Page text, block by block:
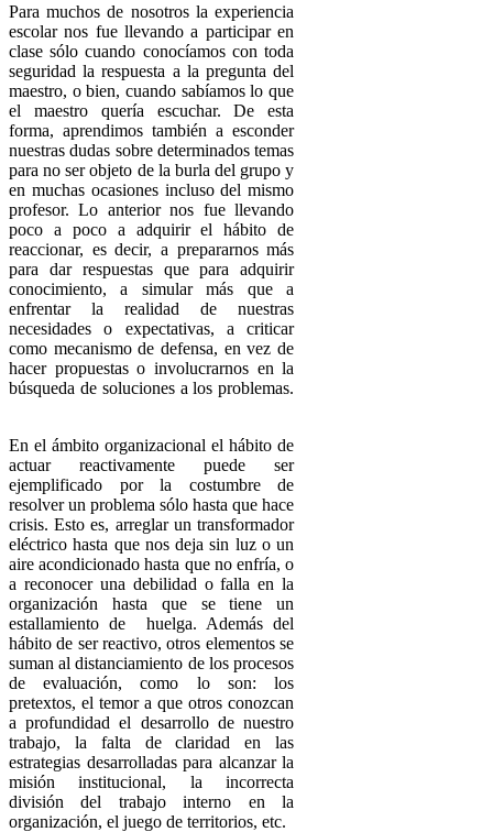
Para muchos de nosotros la experiencia
escolar nos fue llevando a participar en
clase sólo cuando conocíamos con toda
seguridad la respuesta a la pregunta del
maestro, o bien, cuando sabíamos lo que
el maestro quería escuchar. De esta
forma, aprendimos también a esconder
nuestras dudas sobre determinados temas
para no ser objeto de la burla del grupo y
en muchas ocasiones incluso del mismo
profesor. Lo anterior nos fue llevando
poco a poco a adquirir el hábito de
reaccionar, es decir, a prepararnos más
para dar respuestas que para adquirir
conocimiento, a simular más que a
enfrentar la realidad de nuestras
necesidades o expectativas, a criticar
como mecanismo de defensa, en vez de
hacer propuestas o involucrarnos en la
búsqueda de soluciones a los problemas.
En el ámbito organizacional el hábito de
actuar reactivamente puede ser
ejemplificado por la costumbre de
resolver un problema sólo hasta que hace
crisis. Esto es, arreglar un transformador
eléctrico hasta que nos deja sin luz o un
aire acondicionado hasta que no enfría, o
a reconocer una debilidad o falla en la
organización hasta que se tiene un
estallamiento de huelga. Además del
hábito de ser reactivo, otros elementos se
suman al distanciamiento de los procesos
de evaluación, como lo son: los
pretextos, el temor a que otros conozcan
a profundidad el desarrollo de nuestro
trabajo, la falta de claridad en las
estrategias desarrolladas para alcanzar la
misión institucional, la incorrecta
división del trabajo interno en la
organización, el juego de territorios, etc.